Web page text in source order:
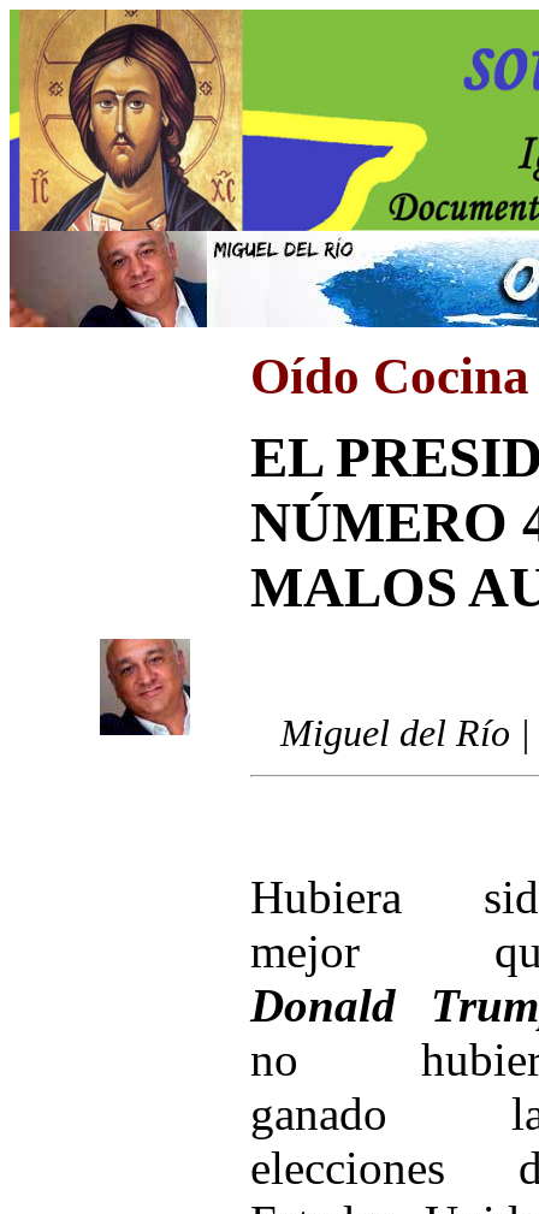
Oído Cocina
EL
NÚMERO
MALOS
Miguel del Río |
Hubiera
mejor
Donald
no
ganado
elecciones